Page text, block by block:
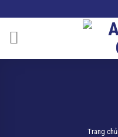
to
content
Trang chủ